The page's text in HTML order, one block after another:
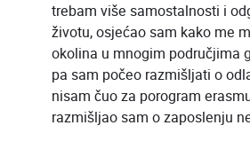
trebam više samostalnosti i
životu, osjećao sam kako me
okolina u mnogim područjima
pa sam počeo razmišljati o
nisam čuo za porogram
razmišljao sam o zaposlenju